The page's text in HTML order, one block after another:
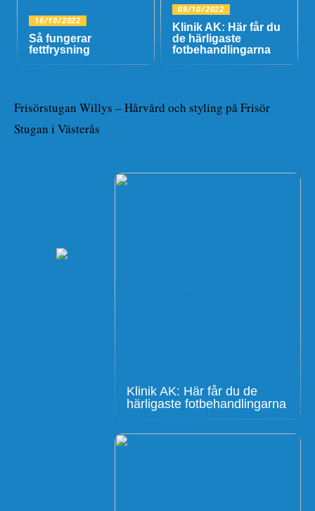
16/10/2022
Så fungerar
fettfrysning
09/10/2022
Klinik AK: Här får du
de härligaste
fotbehandlingarna
Frisörstugan Willys – Hårvård och styling på Frisör
Stugan i Västerås
Klinik AK: Här får du de
härligaste fotbehandlingarna